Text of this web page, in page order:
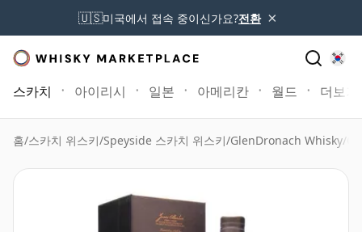
🇺🇸미국에서 접속 중이신가요?전환 ×
스카치 아이리시 일본 아메리칸 월드 더보기
홈/스카치 위스키/Speyside 스카치 위스키/GlenDronach Whisky/